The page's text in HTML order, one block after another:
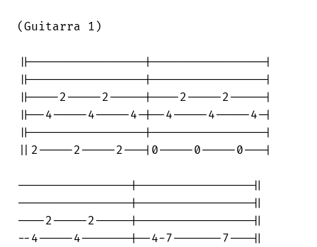
(Guitarra 1)
||----------------|----------------|
||----------------|----------------|
||----2-----2-----|----2-----2-----|
||--4-----4-----4-|--4-----4-----4-|
||----------------|----------------|
||2-----2-----2---|0-----0-----0---|
----------------|----------------||
----------------|----------------||
----2-----2-----|----------------||
--4-----4-------|--4-7-------7---||